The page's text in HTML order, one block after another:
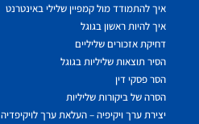
איך להתמודד מול קמפיין שלילי באינטרנט
איך להיות ראשון בגוגל
דחיקת אזכורים שליליים
הסיר תוצאות שליליות בגוגל
הסר פסקי דין
הסרה של ביקורות שליליות
יצירת ערך ויקיפיה – העלאת ערך לויקיפדיה